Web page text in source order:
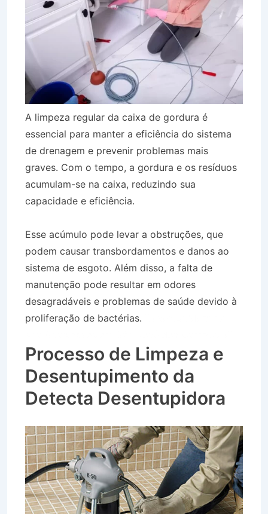
A limpeza regular da caixa de gordura é
essencial para manter a eficiência do sistema
de drenagem e prevenir problemas mais
graves. Com o tempo, a gordura e os resíduos
acumulam-se na caixa, reduzindo sua
capacidade e eficiência.
Esse acúmulo pode levar a obstruções, que
podem causar transbordamentos e danos ao
sistema de esgoto. Além disso, a falta de
manutenção pode resultar em odores
desagradáveis e problemas de saúde devido à
proliferação de bactérias.
Processo de Limpeza e
Desentupimento da
Detecta Desentupidora